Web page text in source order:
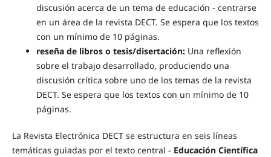
discusión acerca de un tema de educación - centrarse
en un área de la revista DECT. Se espera que los textos
con un mínimo de 10 páginas.
reseña de libros o tesis/disertación:Una reflexión
sobre el trabajo desarrollado, produciendo una
discusión crítica sobre uno de los temas de la revista
DECT. Se espera que los textos con un mínimo de 10
páginas.
La Revista Electrónica DECT se estructura en seis líneas
temáticas guiadas por el texto central - Educación Científica